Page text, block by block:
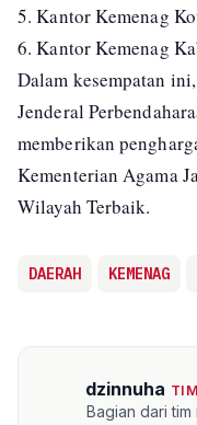
5. Kantor Kemenag
6. Kantor Kemenag
Dalam kesempatan
Jenderal
memberikan
Kementerian Agama
Wilayah Terbaik.
DAERAH KEMENAG
dzinnuha
Bagian dari